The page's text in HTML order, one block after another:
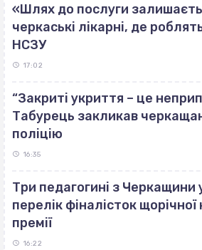
«Шлях до послуги
черкаські лікарні, де
НСЗУ
17:02
“Закриті укриття – це
Табурець закликав
поліцію
16:35
Три педагогині з Черкащини
перелік фіналісток щорічної
премії
16:22